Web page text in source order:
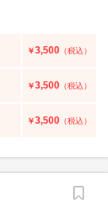
￥3,500 （税込）
￥3,500 （税込）
￥3,500 （税込）